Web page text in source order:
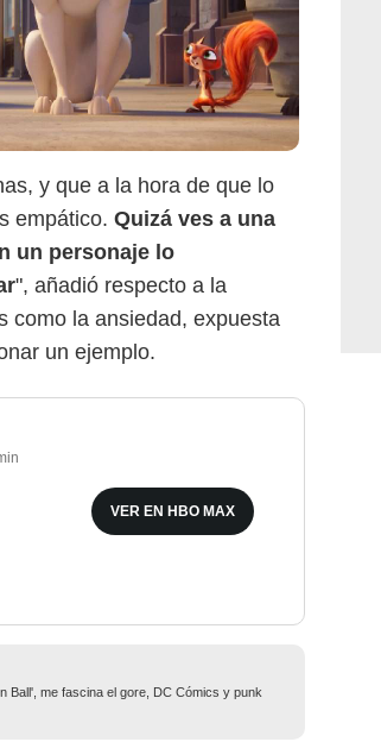
y que a la hora de que lo
empático. Quizá ves a una
un personaje lo
", añadió respecto a la
como la ansiedad, expuesta
un ejemplo.
Hart Kate McKinnon
VER EN HBO MAX
Ball', me fascina el gore, DC Cómics y punk